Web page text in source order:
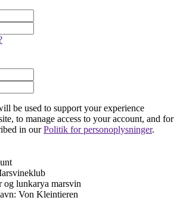
be used to support your experience
to manage access to your account, and for
in ourPolitik for personoplysninger.
lunkarya marsvin
Von Kleintieren